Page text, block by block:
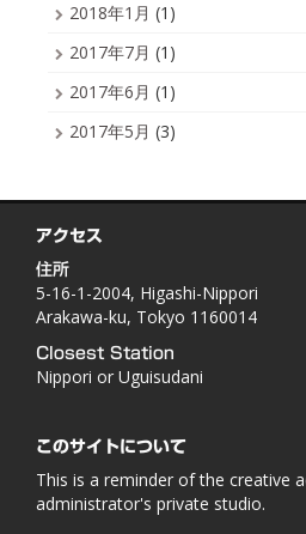
2018年1月 (1)
2017年7月 (1)
2017年6月 (1)
2017年5月 (3)
アクセス
住所
5-16-1-2004, Higashi-Nippori
Arakawa-ku, Tokyo 1160014
Closest Station
Nippori or Uguisudani
このサイトについて
This is a reminder of the creative
administrator's private studio.